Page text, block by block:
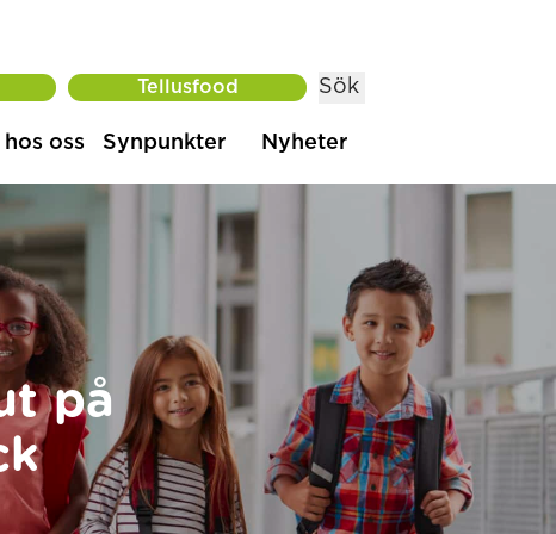
Tellusfood Sök
oss Synpunkter Nyheter
på